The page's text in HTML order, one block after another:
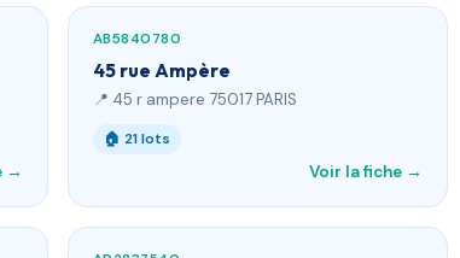
→
AB5840780
45 rue Ampère
📍 45 r ampere 75017 PARIS
🏠 21 lots
Voir la fiche →